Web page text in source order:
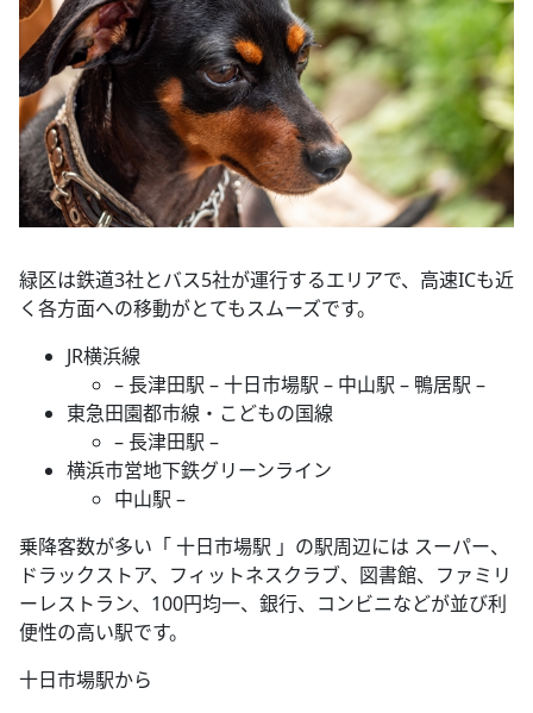
緑区は鉄道3社とバス5社が運行するエリアで、高速ICも近
く各方面への移動がとてもスムーズです。
JR横浜線
– 長津田駅 – 十日市場駅 – 中山駅 – 鴨居駅 –
東急田園都市線・こどもの国線
– 長津田駅 –
横浜市営地下鉄グリーンライン
中山駅 –
乗降客数が多い「 十日市場駅 」の駅周辺には スーパー、
ドラックストア、フィットネスクラブ、図書館、ファミリ
ーレストラン、100円均一、銀行、コンビニなどが並び利
便性の高い駅です。
十日市場駅から